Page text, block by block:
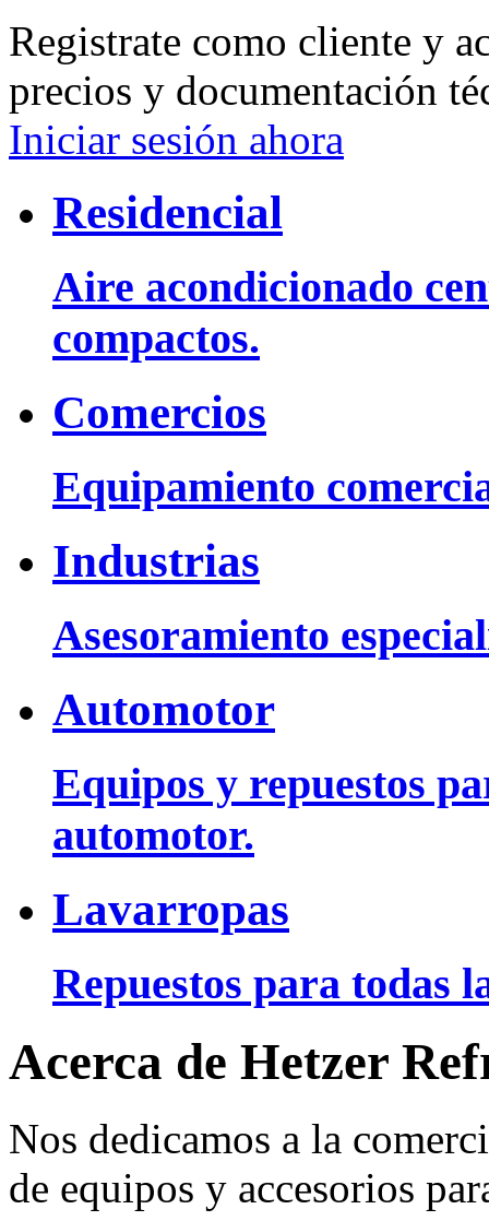
Registrate como cliente y
precios y documentación
Iniciar sesión ahora
Residencial
Aire acondicionado
compactos.
Comercios
Equipamiento
Industrias
Asesoramiento
Automotor
Equipos y repuestos
automotor.
Lavarropas
Repuestos para todas
Acerca de Hetzer
Nos dedicamos a la
de equipos y accesorios